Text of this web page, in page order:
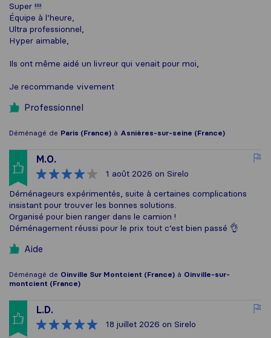
Super !!!!
Équipe à l’heure,
Ultra professionnel,
Hyper aimable,
Ils ont même aidé un livreur qui venait pour moi,
Je recommande vivement
Professionnel
Déménagé de Paris (France) à Asnières-sur-seine (France)
M.O.
1 août 2026 on Sirelo
Déménageurs expérimentés, suite à certaines complications
insistant pour trouver les bonnes solutions.
Organisé pour bien ranger dans le camion !
Déménagement réussi pour le prix tout c’est bien passé 👌
Aide
Déménagé de Oinville Sur Montcient (France) à Oinville-sur-
montcient (France)
L.D.
18 juillet 2026 on Sirelo